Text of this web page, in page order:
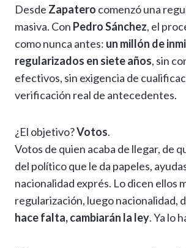
Desde Zapatero comenzó una
masiva. Con Pedro Sánchez, el
como nunca antes: un millón de
regularizados en siete años, sin
efectivos, sin exigencia de
verificación real de antecedentes.
¿El objetivo?Votos.
Votos de quien acaba de llegar, de
del político que le da papeles,
nacionalidad exprés. Lo dicen ellos
regularización, luego nacionalidad,
hace falta, cambiarán la ley. Ya lo